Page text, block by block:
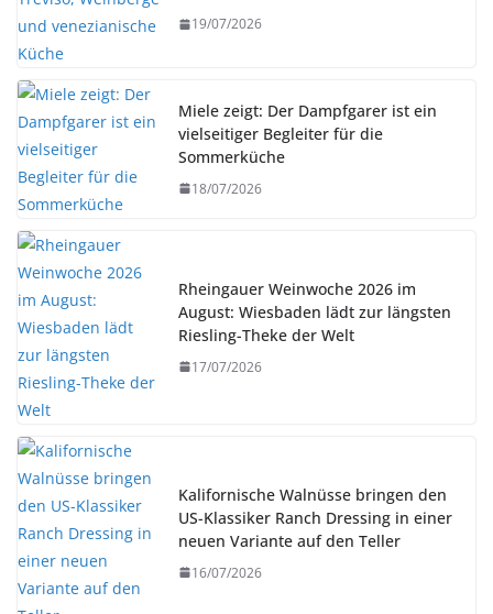
19/07/2026
Miele zeigt: Der Dampfgarer ist ein
vielseitiger Begleiter für die
Sommerküche
18/07/2026
Rheingauer Weinwoche 2026 im
August: Wiesbaden lädt zur längsten
Riesling-Theke der Welt
17/07/2026
Kalifornische Walnüsse bringen den
US-Klassiker Ranch Dressing in einer
neuen Variante auf den Teller
16/07/2026